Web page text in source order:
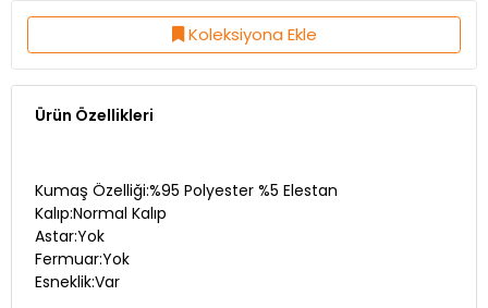
Koleksiyona Ekle
Ürün Özellikleri
Kumaş Özelliği:%95 Polyester %5 Elestan
Kalıp:Normal Kalıp
Astar:Yok
Fermuar:Yok
Esneklik:Var